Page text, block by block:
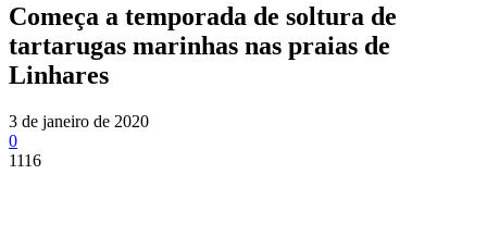
Começa a temporada de soltura de
tartarugas marinhas nas praias de
Linhares
3 de janeiro de 2020
0
1116